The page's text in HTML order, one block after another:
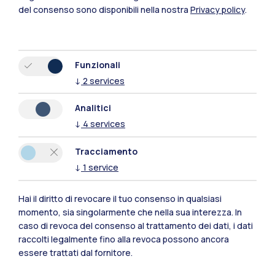
Mantova
Xi'an
Naviga il sito
Contattaci
del consenso sono disponibili nella nostra Privacy policy.
Funzionali
↓ 2 services
Analitici
↓ 4 services
Tracciamento
↓ 1 service
Hai il diritto di revocare il tuo consenso in qualsiasi
momento, sia singolarmente che nella sua interezza. In
caso di revoca del consenso al trattamento dei dati, i dati
raccolti legalmente fino alla revoca possono ancora
essere trattati dal fornitore.